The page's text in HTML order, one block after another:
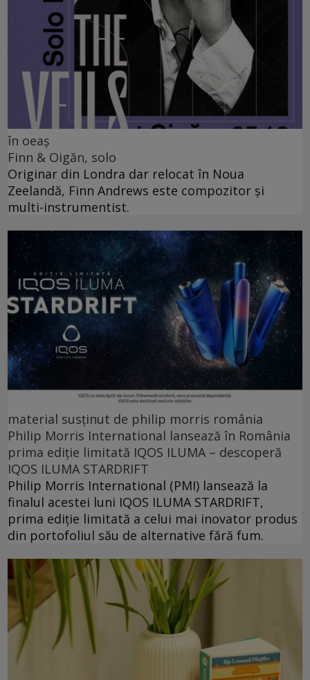
în oeaș
Finn & Oigăn, solo
Originar din Londra dar relocat în Noua
Zeelandă, Finn Andrews este compozitor și
multi-instrumentist.
material susținut de philip morris românia
Philip Morris International lansează în România
prima ediție limitată IQOS ILUMA – descoperă
IQOS ILUMA STARDRIFT
Philip Morris International (PMI) lansează la
finalul acestei luni IQOS ILUMA STARDRIFT,
prima ediție limitată a celui mai inovator produs
din portofoliul său de alternative fără fum.